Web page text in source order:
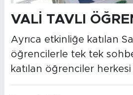
VALİ TAVLI
Ayrıca etkinliğe katılan
öğrencilerle tek tek
katılan öğrenciler